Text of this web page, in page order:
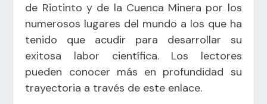
de Riotinto y de la Cuenca Minera por los
numerosos lugares del mundo a los que ha
tenido que acudir para desarrollar su
exitosa labor científica. Los lectores
pueden conocer más en profundidad su
trayectoria a través de este enlace.